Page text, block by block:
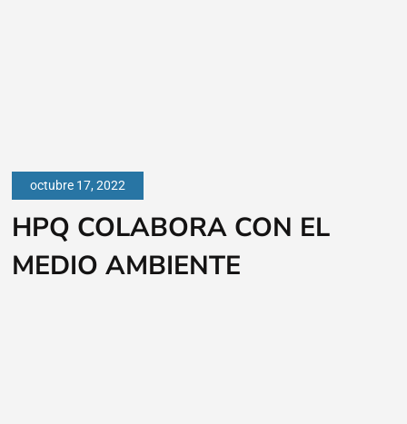
octubre 17, 2022
HPQ COLABORA CON EL
MEDIO AMBIENTE